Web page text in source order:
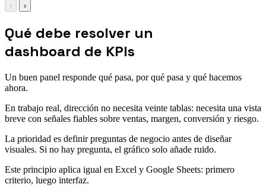
‹ ›
Qué debe resolver un
dashboard de KPIs
Un buen panel responde qué pasa, por qué pasa y qué hacemos
ahora.
En trabajo real, dirección no necesita veinte tablas: necesita una vista
breve con señales fiables sobre ventas, margen, conversión y riesgo.
La prioridad es definir preguntas de negocio antes de diseñar
visuales. Si no hay pregunta, el gráfico solo añade ruido.
Este principio aplica igual en Excel y Google Sheets: primero
criterio, luego interfaz.